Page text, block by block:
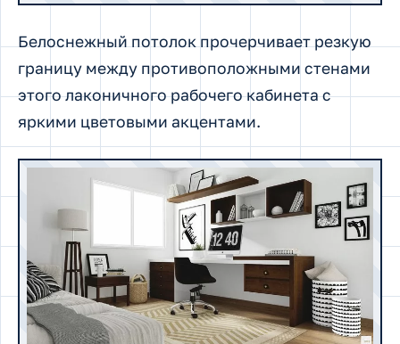
Белоснежный потолок прочерчивает резкую
границу между противоположными стенами
этого лаконичного рабочего кабинета с
яркими цветовыми акцентами.